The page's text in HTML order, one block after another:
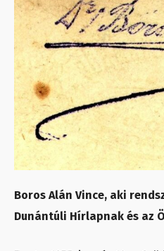
Boros Alán Vince, aki
Dunántúli Hírlapnak és az